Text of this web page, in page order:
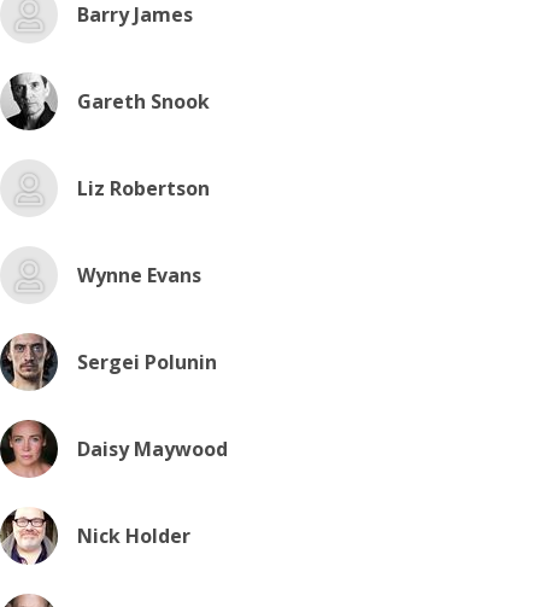
Barry James
Gareth Snook
Liz Robertson
Wynne Evans
Sergei Polunin
Daisy Maywood
Nick Holder